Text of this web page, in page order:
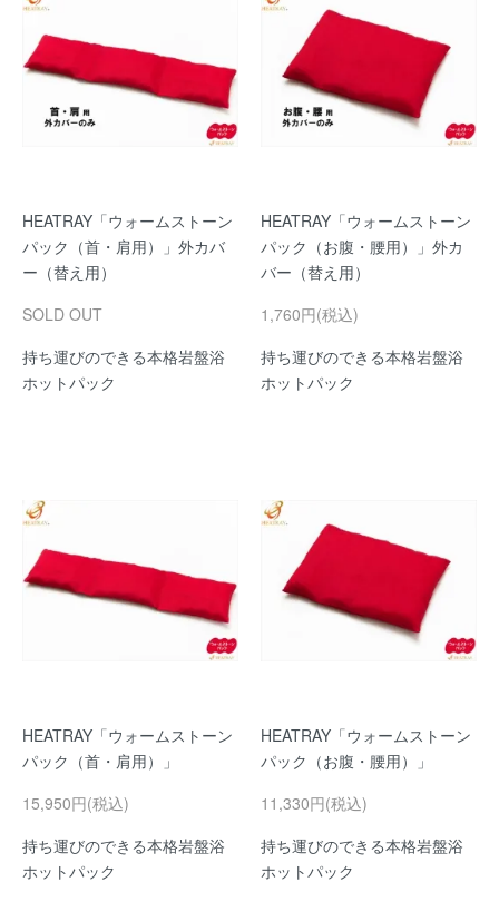
HEATRAY「ウォームストーン
パック（首・肩用）」外カバ
ー（替え用）
SOLD OUT
持ち運びのできる本格岩盤浴
ホットパック
HEATRAY「ウォームストーン
パック（お腹・腰用）」外カ
バー（替え用）
1,760円(税込)
持ち運びのできる本格岩盤浴
ホットパック
HEATRAY「ウォームストーン
パック（首・肩用）」
15,950円(税込)
持ち運びのできる本格岩盤浴
ホットパック
HEATRAY「ウォームストーン
パック（お腹・腰用）」
11,330円(税込)
持ち運びのできる本格岩盤浴
ホットパック